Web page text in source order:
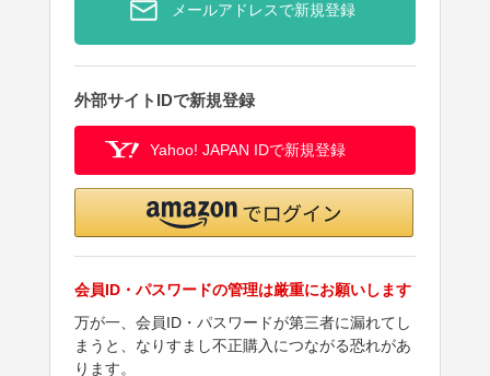
メールアドレスで新規登録
外部サイトIDで新規登録
Yahoo! JAPAN IDで新規登録
会員ID・パスワードの管理は厳重にお願いします
万が一、会員ID・パスワードが第三者に漏れてし
まうと、なりすまし不正購入につながる恐れがあ
ります。